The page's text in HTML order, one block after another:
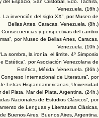
del Espacio, San Cristóbal, Edo. Táchira,
Venezuela. (16h.)
La invención del siglo XX”, por Museo de
Bellas Artes, Caracas, Venezuela. (8h.)
Consecuencias y perspectivas del cambio
por Museo de Bellas Artes, Caracas,
Venezuela. (10h.)
sombra, la ironía, el límite. 4º Simposio
Estética”, por Asociación Venezolana de
Estética, Mérida, Venezuela. (36h.)
Congreso Internacional de Literatura”, por
Letras Hispanoamericanas, Universidad
del Plata, Mar del Plata, Argentina. (24h.)
Nacionales de Estudios Clásicos”, por
de Lenguas y Literaturas Clásicas,
Buenos Aires, Buenos Aires, Argentina.